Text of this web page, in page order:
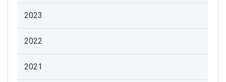
2023
2022
2021